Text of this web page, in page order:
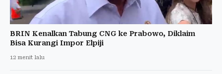
BRIN Kenalkan Tabung CNG ke Prabowo, Diklaim
Bisa Kurangi Impor Elpiji
12 menit lalu